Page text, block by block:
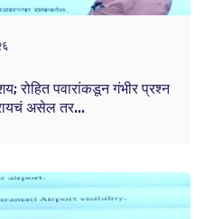
रोहित पवारांकडून गंभीर प्रश्न
असेल तर...